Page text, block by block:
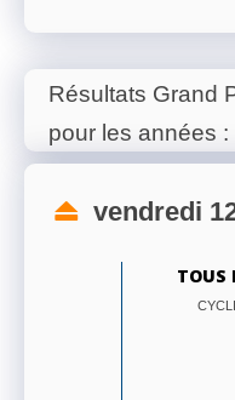
Résultats Grand
pour les années :
vendredi
TOUS